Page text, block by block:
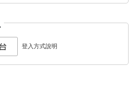
登入方式說明